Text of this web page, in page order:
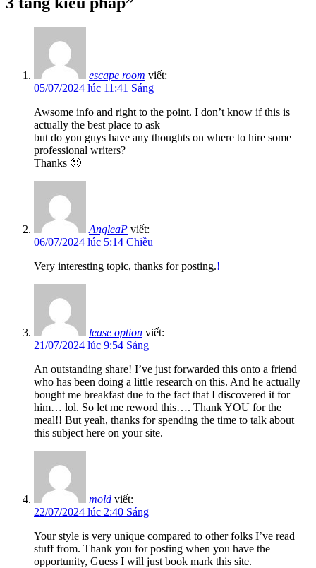
escape room viết:
05/07/2024 lúc 11:41 Sáng
Awsome info and right to the point. I don’t know if this is
actually the best place to ask
but do you guys have any thoughts on where to hire some
professional writers?
Thanks 🙂
AngleaP viết:
06/07/2024 lúc 5:14 Chiều
Very interesting topic, thanks for posting.!
lease option viết:
21/07/2024 lúc 9:54 Sáng
An outstanding share! I’ve just forwarded this onto a friend
who has been doing a little research on this. And he actually
bought me breakfast due to the fact that I discovered it for
him… lol. So let me reword this…. Thank YOU for the
meal!! But yeah, thanks for spending the time to talk about
this subject here on your site.
mold viết:
22/07/2024 lúc 2:40 Sáng
Your style is very unique compared to other folks I’ve read
stuff from. Thank you for posting when you have the
opportunity, Guess I will just book mark this site.